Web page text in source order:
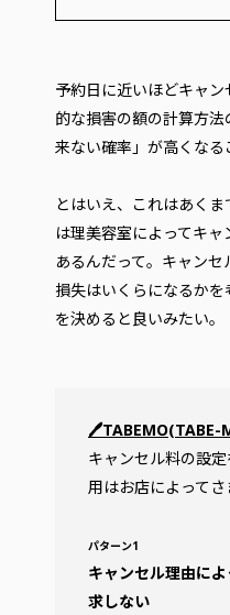
予約日に近いほどキャ
的な損害の額の計算方
来ない確率」が高くなる
とはいえ、これはあく
は理美容室によってキ
あるんだって。キャン
損失はいくらになるか
を決めると良いみたい。
🖊TABEMO(TABE-
キャンセル料の設
用はお店によってさ
パターン1
キャンセル理由に
求しない